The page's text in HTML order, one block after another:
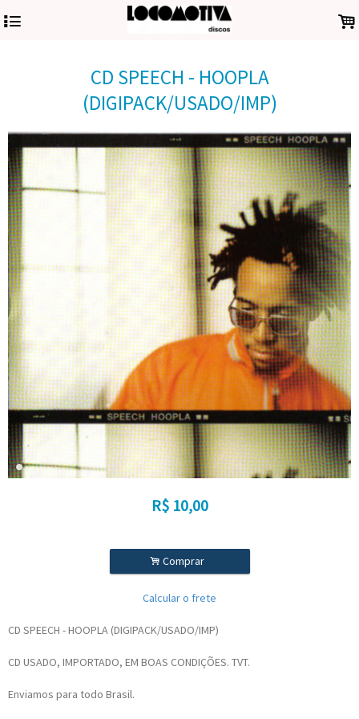
4 .
CD SPEECH - HOOPLA
(DIGIPACK/USADO/IMP)
R$ 10,00
. Comprar
Calcular o frete
CD SPEECH - HOOPLA (DIGIPACK/USADO/IMP)
CD USADO, IMPORTADO, EM BOAS CONDIÇÕES. TVT.
Enviamos para todo Brasil.